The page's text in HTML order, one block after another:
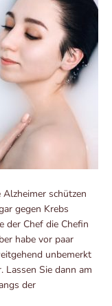
schützen
gegen Krebs
der Chef die Chefin
habe vor paar
unbemerkt
Lassen Sie dann am
der